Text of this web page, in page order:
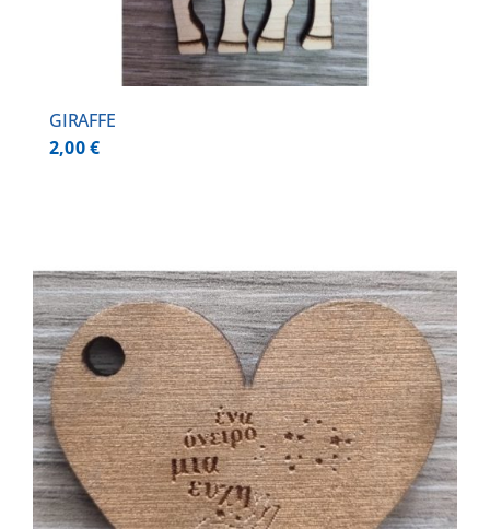
GIRAFFE
2,00€